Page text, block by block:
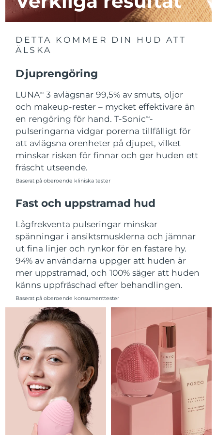
DETTA KOMMER DIN HUD ATT
ÄLSKA
Djuprengöring
LUNATM
3 avlägsnar 99,5% av smuts, oljor
och makeup-rester – mycket effektivare än
en rengöring för hand. T-SonicTM-
pulseringarna vidgar porerna tillfälligt för
att avlägsna orenheter på djupet, vilket
minskar risken för finnar och ger huden ett
fräscht utseende.
Baserat på oberoende kliniska tester
Fast och uppstramad hud
Lågfrekventa pulseringar minskar
spänningar i ansiktsmusklerna och jämnar
ut fina linjer och rynkor för en fastare hy.
94% av användarna uppger att huden är
mer uppstramad, och 100% säger att huden
känns uppfräschad efter behandlingen.
Baserat på oberoende konsumenttester
Macao SAR Förväntad leverans8/13/26
Malaysia Förväntad leverans 8/14/26
Malta
Mexiko Förväntad leverans
Nederländerna Förväntad leverans 8/11/26
Nya Zeeland Förväntad leverans8/11/26
Norge
Oman Förväntad leverans
Filippinerna Förväntad leverans
Polen Förväntad leverans8/12/26
Portugal Förväntad leverans 8/11/26
Puerto Rico Förväntad leverans
Qatar Förväntad leverans8/12/26
Réunion Förväntad leverans
Rumänien Förväntad leverans 8/11/26
Ryssland Förväntad leverans 8/19/26
Saudiarabien 8/12/26
Singapore 8/13/26